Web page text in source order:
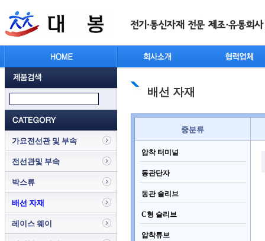
가요전선관 및 부속
전선관및 부속
박스류
배선 자재
레이스 웨이
배선 자재
중분류
압착 터미널
동관단자
동관 슬리브
C형 슬리브
압착튜브